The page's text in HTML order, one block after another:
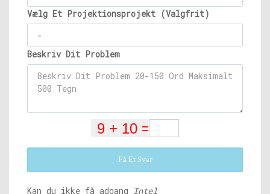
Vælg Et Projektionsprojekt (Valgfrit)
Beskriv Dit Problem
Få Et Svar
Kan du ikke få adgang Intel